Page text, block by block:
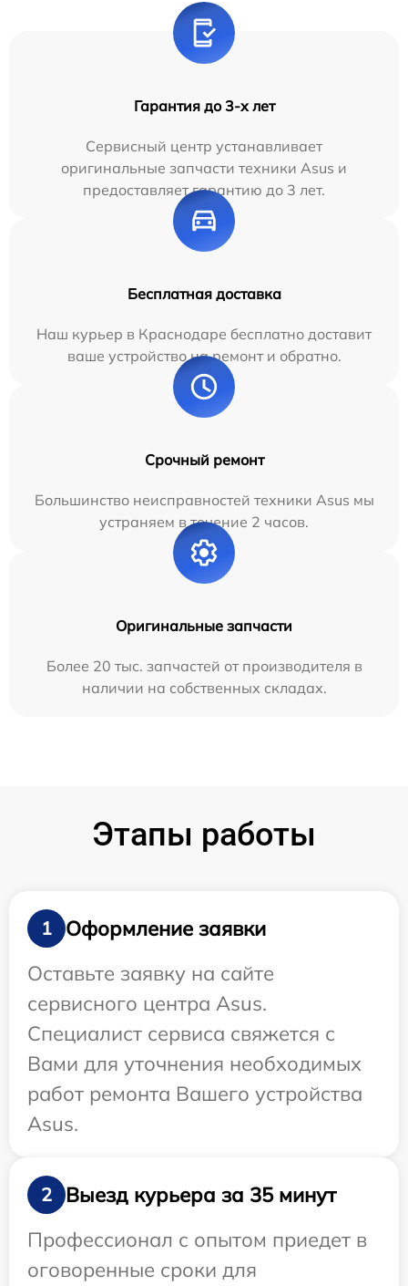
Гарантия до 3-х лет
Сервисный центр устанавливает
оригинальные запчасти техники Asus и
предоставляет гарантию до 3 лет.
Бесплатная доставка
Наш курьер в Краснодаре бесплатно доставит
ваше устройство на ремонт и обратно.
Срочный ремонт
Большинство неисправностей техники Asus мы
устраняем в течение 2 часов.
Оригинальные запчасти
Более 20 тыс. запчастей от производителя в
наличии на собственных складах.
Этапы работы
1
Оформление заявки
Оставьте заявку на сайте
сервисного центра Asus.
Специалист сервиса свяжется с
Вами для уточнения необходимых
работ ремонта Вашего устройства
Asus.
2
Выезд курьера за 35 минут
Профессионал с опытом приедет в
оговоренные сроки для